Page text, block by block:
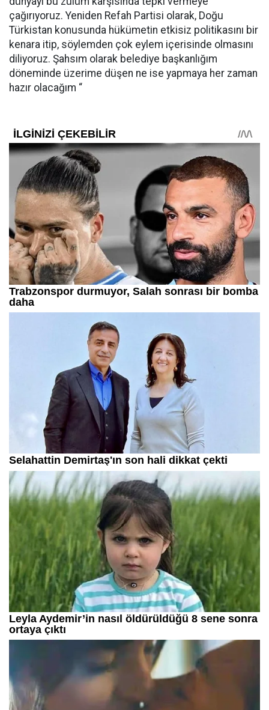
çağırıyoruz. Yeniden Refah Partisi olarak, Doğu
Türkistan konusunda hükümetin etkisiz politikasını bir
kenara itip, söylemden çok eylem içerisinde olmasını
diliyoruz. Şahsım olarak belediye başkanlığım
döneminde üzerime düşen ne ise yapmaya her zaman
hazır olacağım “